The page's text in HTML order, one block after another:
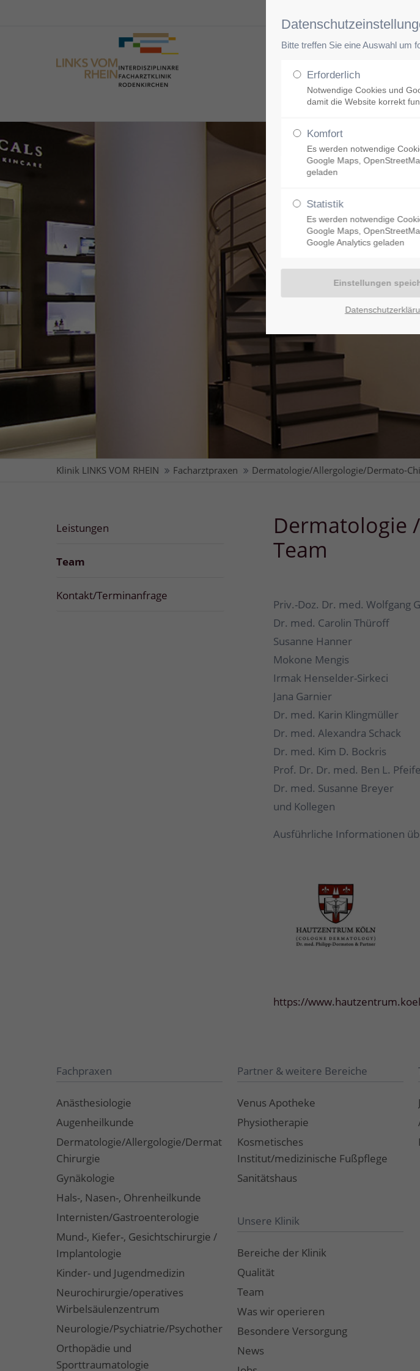
Klinik LINKS VOM RHEIN Facharztpraxen Dermatologie/Allergologie/Dermato-
Leistungen
Team
Kontakt/Terminanfrage
Dermatologie
Team
Priv.-Doz. Dr. med. Wolfgang
Dr. med. Carolin Thüroff
Susanne Hanner
Mokone Mengis
Irmak Henselder-Sirkeci
Jana Garnier
Dr. med. Karin Klingmüller
Dr. med. Alexandra Schack
Dr. med. Kim D. Bockris
Prof. Dr. Dr. med. Ben L.
Dr. med. Susanne Breyer
und Kollegen
Ausführliche Informationen
https://
Fachpraxen
Anästhesiologie
Augenheilkunde
Dermatologie/Allergologie/Dermato-
Chirurgie
Gynäkologie
Hals-, Nasen-, Ohrenheilkunde
Internisten/Gastroenterologie
Mund-, Kiefer-, Gesichtschirurgie /
Implantologie
Kinder- und Jugendmedizin
Neurochirurgie/operatives
Wirbelsäulenzentrum
Neurologie/Psychiatrie/Psychotherapie/Coaching
Orthopädie und
Sporttraumatologie
Partner & weitere Bereiche
Venus Apotheke
Physiotherapie
Kosmetisches
Institut/medizinische Fußpflege
Sanitätshaus
Unsere Klinik
Bereiche der Klinik
Qualität
Team
Was wir operieren
Besondere Versorgung
News
Bitte treffen Sie eine Auswahl um
Erforderlich
Notwendige Cookies und
damit die Website korrekt
Komfort
Es werden notwendige
Google Maps,
geladen
Statistik
Es werden notwendige
Google Maps,
Google Analytics geladen